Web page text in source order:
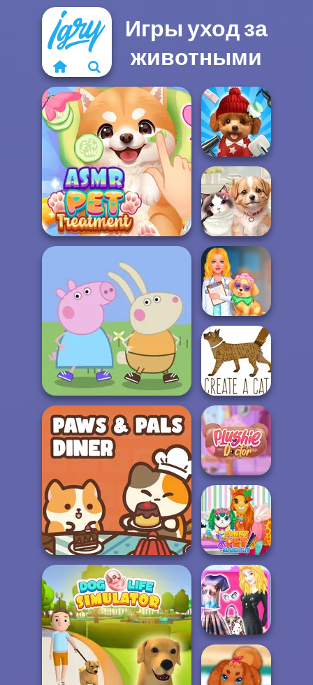
Игры уход за
животными
ASMR Pet Treatment
Peppa Pig Character
Creator
Paws & Pals Diner
Pet Salon 2
Pet Salon
My Cute Pet Care
Создать кота
Plushie Doctor
Funny Pet Haircut